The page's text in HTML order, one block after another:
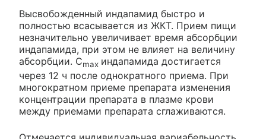
Высвобожденный индапамид быстро и
полностью всасывается из ЖКТ. Прием пищи
незначительно увеличивает время абсорбции
индапамида, при этом не влияет на величину
абсорбции. Cmax индапамида достигается
через 12 ч после однократного приема. При
многократном приеме препарата изменения
концентрации препарата в плазме крови
между приемами препарата сглаживаются.